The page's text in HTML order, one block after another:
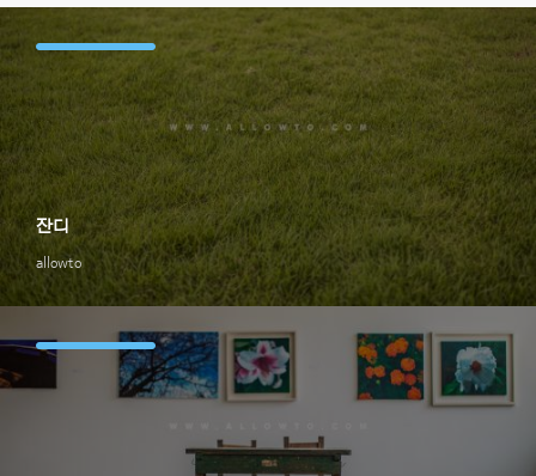
allowto
잔디